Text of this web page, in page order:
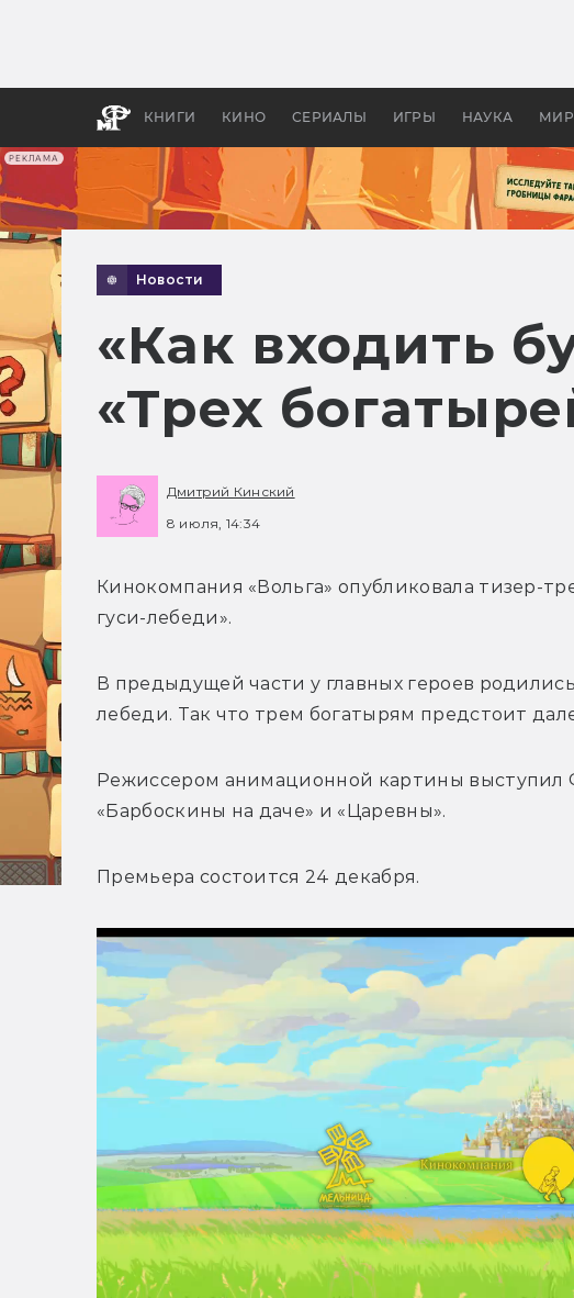
РЕКЛАМА
КНИГИ КИНО СЕРИАЛЫ ИГРЫ НАУКА
бы
Новости
«Как входить
«Трех
Дмитрий Кинский
8 июля, 14:34
Кинокомпания «Вольга» опубликовала тизер-
гуси-лебеди».
В предыдущей части у главных героев
лебеди. Так что трем богатырям предстоит
Режиссером анимационной картины
«Барбоскины на даче» и «Царевны».
Премьера состоится 24 декабря.